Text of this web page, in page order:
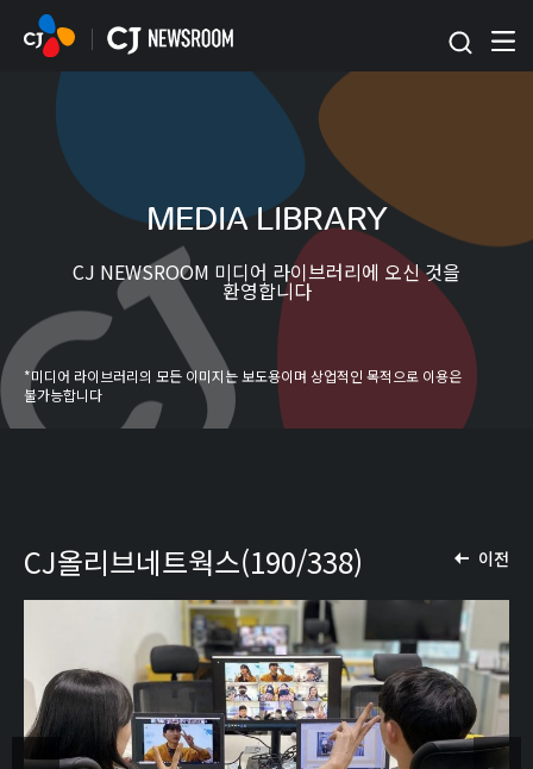
본문 바로가기
MEDIA LIBRARY
CJ NEWSROOM 미디어 라이브러리에 오신 것을
환영합니다
*미디어 라이브러리의 모든 이미지는 보도용이며 상업적인 목적으로 이용은
불가능합니다
이전
CJ올리브네트웍스(190/338)